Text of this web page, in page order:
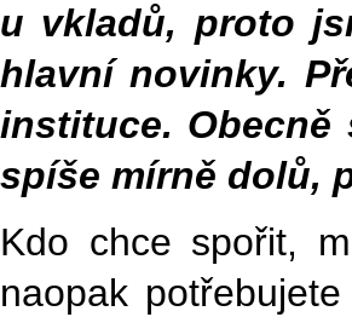
u vkladů, proto
hlavní novinky.
instituce.
spíše mírně dolů,
Kdo chce spořit,
naopak